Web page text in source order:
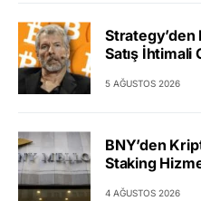
Satış İhtimali
5 AĞUSTOS 2026
BNY’den
Staking
4 AĞUSTOS 2026